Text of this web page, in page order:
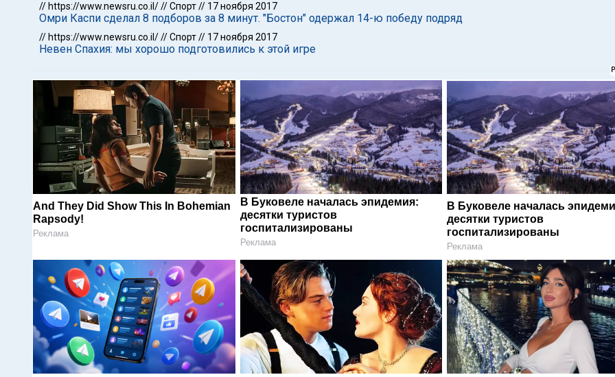
// https://www.newsru.co.il///Спорт// 17 ноября 2017
Омри Каспи сделал 8 подборов за 8 минут. "Бостон" одержал 14-ю победу подряд
// https://www.newsru.co.il///Спорт// 17 ноября 2017
Невен Спахия: мы хорошо подготовились к этой игре
And They Did Show This In Bohemian
Rapsody!
Реклама
В Буковеле началась эпидемия:
десятки туристов
госпитализированы
Реклама
В Буковеле началась
десятки туристов
госпитализированы
Реклама